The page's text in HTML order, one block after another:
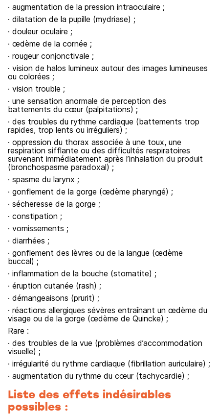
· augmentation de la pression intraoculaire ;
· dilatation de la pupille (mydriase) ;
· douleur oculaire ;
· œdème de la cornée ;
· rougeur conjonctivale ;
· vision de halos lumineux autour des images lumineuses
ou colorées ;
· vision trouble ;
· une sensation anormale de perception des
battements du cœur (palpitations) ;
· des troubles du rythme cardiaque (battements trop
rapides, trop lents ou irréguliers) ;
· oppression du thorax associée à une toux, une
respiration sifflante ou des difficultés respiratoires
survenant immédiatement après l’inhalation du produit
(bronchospasme paradoxal) ;
· spasme du larynx ;
· gonflement de la gorge (œdème pharyngé) ;
· sécheresse de la gorge ;
· constipation ;
· vomissements ;
· diarrhées ;
· gonflement des lèvres ou de la langue (œdème
buccal) ;
· inflammation de la bouche (stomatite) ;
· éruption cutanée (rash) ;
· démangeaisons (prurit) ;
· réactions allergiques sévères entraînant un œdème du
visage ou de la gorge (œdème de Quincke) ;
Rare :
· des troubles de la vue (problèmes d’accommodation
visuelle) ;
· irrégularité du rythme cardiaque (fibrillation auriculaire) ;
· augmentation du rythme du cœur (tachycardie) ;
Liste des effets indésirables
possibles :